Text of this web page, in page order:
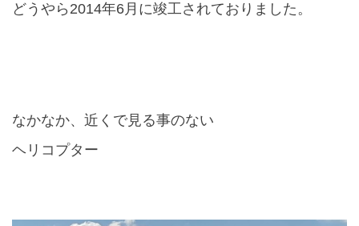
どうやら 2014年6月に竣工されておりました。
なかなか、近くで見る事のない
ヘリコプター